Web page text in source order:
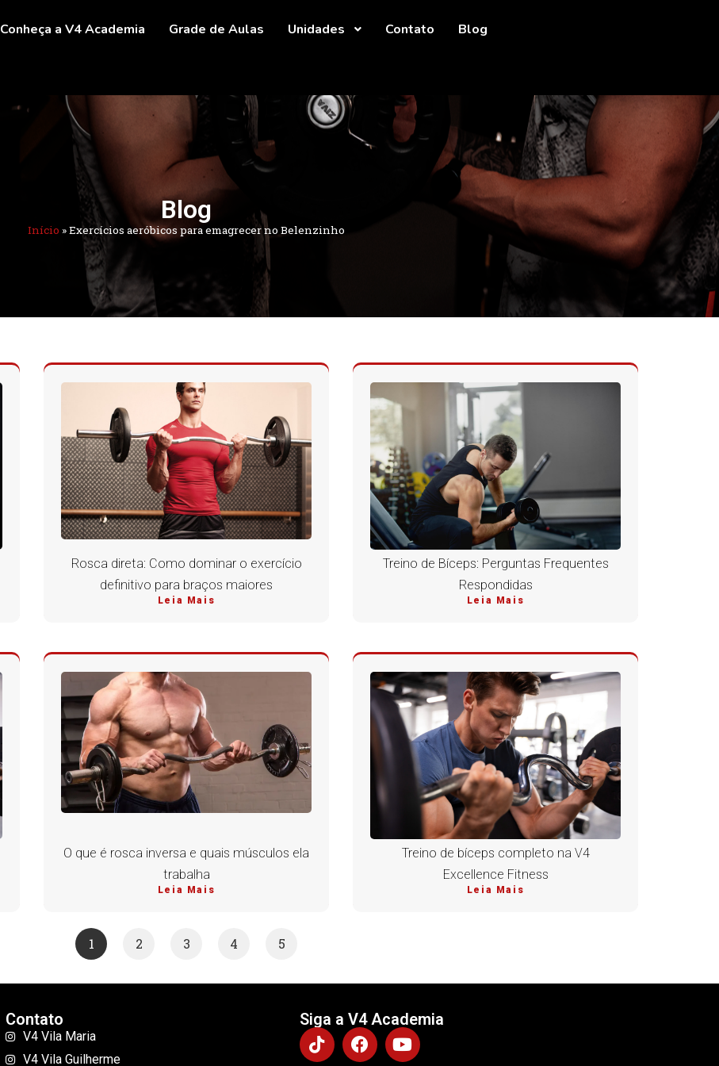
Conheça a V4 Academia Grade de Aulas Unidades Contato Blog
Blog
Início »Exercícios aeróbicos para emagrecer no Belenzinho
Rosca direta: Como dominar o exercício
definitivo para braços maiores
Leia Mais
Treino de Bíceps: Perguntas Frequentes
Respondidas
Leia Mais
O que é rosca inversa e quais músculos ela
trabalha
Leia Mais
Treino de bíceps completo na V4
Excellence Fitness
Leia Mais
1 2 3 4 5
Contato
V4 Vila Maria
V4 Vila Guilherme
Siga a V4 Academia